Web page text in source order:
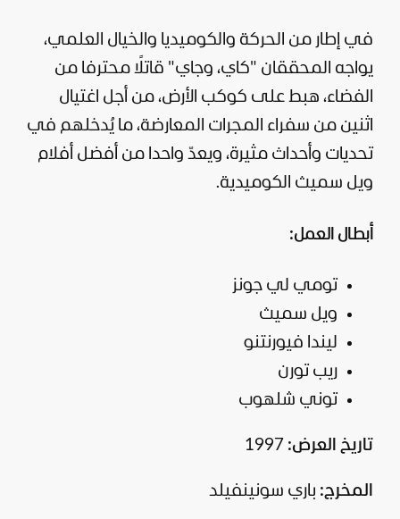
في إطار من الحركة والكوميديا والخيال العلمي،
يواجه المحققان "كاي، وجاي" قاتلًا محترفا من
الفضاء، هبط على كوكب الأرض، من أجل اغتيال
اثنين من سفراء المجرات المعارضة، ما يُدخلهم في
تحديات وأحداث مثيرة، ويعدّ واحدا من أفضل أفلام
ويل سميث الكوميدية.
أبطال العمل:
تومي لي جونز
ويل سميث
ليندا فيورنتنو
ريب تورن
توني شلهوب
تاريخ العرض: 1997
المخرج: باري سونينفيلد